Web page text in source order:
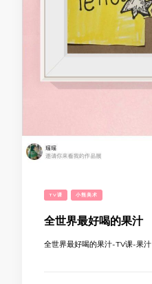
TV课 小熊美术
全世界最好喝的果汁
全世界最好喝的果汁-TV课-果汁